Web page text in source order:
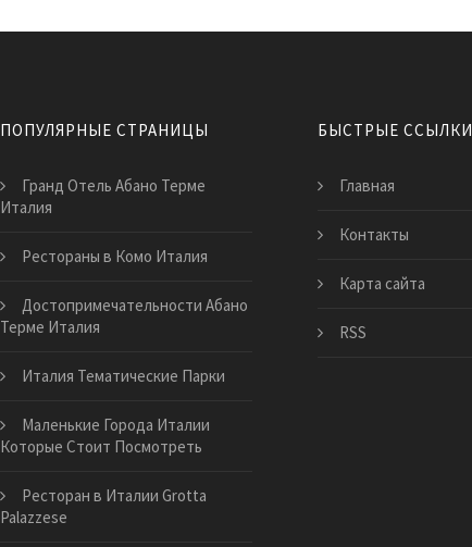
ПОПУЛЯРНЫЕ СТРАНИЦЫ
Гранд Отель Абано Терме
Италия
Рестораны в Комо Италия
Достопримечательности Абано
Терме Италия
Италия Тематические Парки
Маленькие Города Италии
Которые Стоит Посмотреть
Ресторан в Италии Grotta
Palazzese
БЫСТРЫЕ ССЫЛКИ
Главная
Контакты
Карта сайта
RSS